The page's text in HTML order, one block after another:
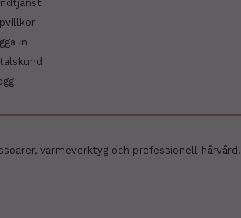
in
värmeverktyg och professionell hårvård.